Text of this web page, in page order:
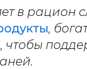
в рацион
,
чтобы